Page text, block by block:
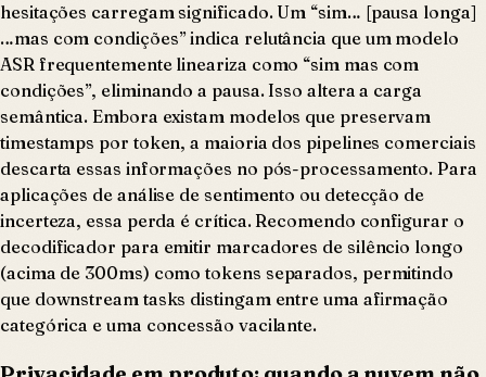
hesitações carregam significado. Um “sim… [pausa longa]
…mas com condições” indica relutância que um modelo
ASR frequentemente lineariza como “sim mas com
condições”, eliminando a pausa. Isso altera a carga
semântica. Embora existam modelos que preservam
timestamps por token, a maioria dos pipelines comerciais
descarta essas informações no pós-processamento. Para
aplicações de análise de sentimento ou detecção de
incerteza, essa perda é crítica. Recomendo configurar o
decodificador para emitir marcadores de silêncio longo
(acima de 300ms) como tokens separados, permitindo
que downstream tasks distingam entre uma afirmação
categórica e uma concessão vacilante.